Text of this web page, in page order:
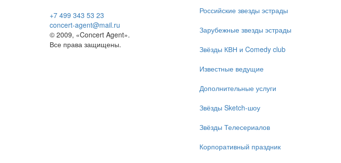
+7 499 343 53 23
concert-agent@mail.ru
© 2009, «Concert Agent».
Все права защищены.
Российские звезды эстрады
Зарубежные звезды эстрады
Звёзды КВН и Comedy club
Известные ведущие
Дополнительные услуги
Звёзды Sketch-шоу
Звёзды Телесериалов
Корпоративный праздник